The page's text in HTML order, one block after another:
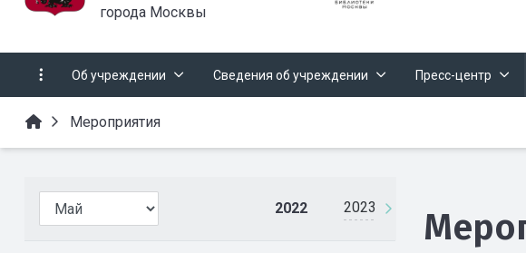
города Москвы
Об учреждении Сведения об учреждении Пресс-центр
Мероприятия
2022 2023